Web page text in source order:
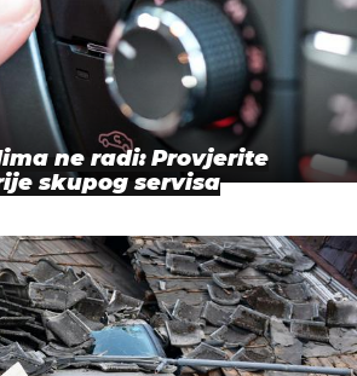
ne radi: Provjerite
skupog servisa